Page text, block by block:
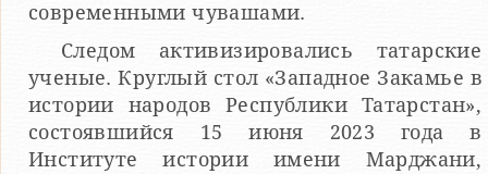
современными чувашами.
Следом активизировались татарские
ученые. Круглый стол «Западное Закамье в
истории народов Республики Татарстан»,
состоявшийся 15 июня 2023 года в
Институте истории имени Марджани,